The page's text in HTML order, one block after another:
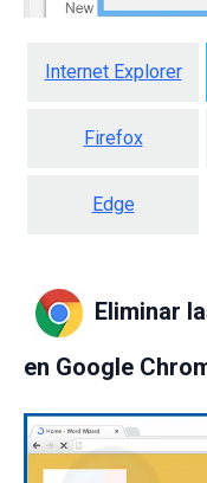
Internet Explorer
Firefox
Edge
Eliminar
en Google